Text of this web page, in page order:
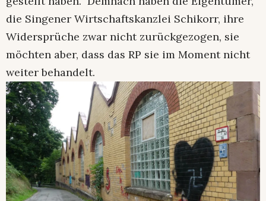
die Singener Wirtschaftskanzlei Schikorr, ihre
Widersprüche zwar nicht zurückgezogen, sie
möchten aber, dass das RP sie im Moment nicht
weiter behandelt.